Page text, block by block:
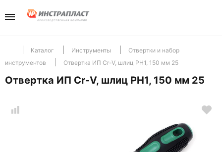
Каталог Инструменты
Отвертки и набор
инструментов
Отвертка ИП Cr-V, шлиц PH1, 150 мм 25
Отвертка ИП Cr-V, шлиц PH1, 150 мм 25
Крепеж
Отдел продаж